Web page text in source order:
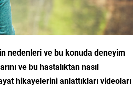
nedenleri ve bu konuda deneyim
ve bu hastalıktan nasıl
hikayelerini anlattıkları videoları